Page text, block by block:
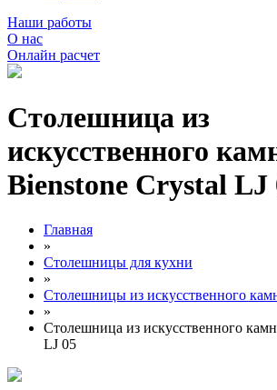
Наши работы
О нас
Онлайн расчет
Столешница из
искусственного
Bienstone Crystal LJ
Главная
»
Столешницы для кухни
»
Столешницы из искусственного
»
Столешница из искусственного
LJ 05